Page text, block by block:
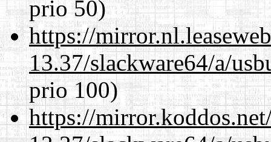
prio 50)
https://
13.37/slackware64/a/
prio 100)
https://